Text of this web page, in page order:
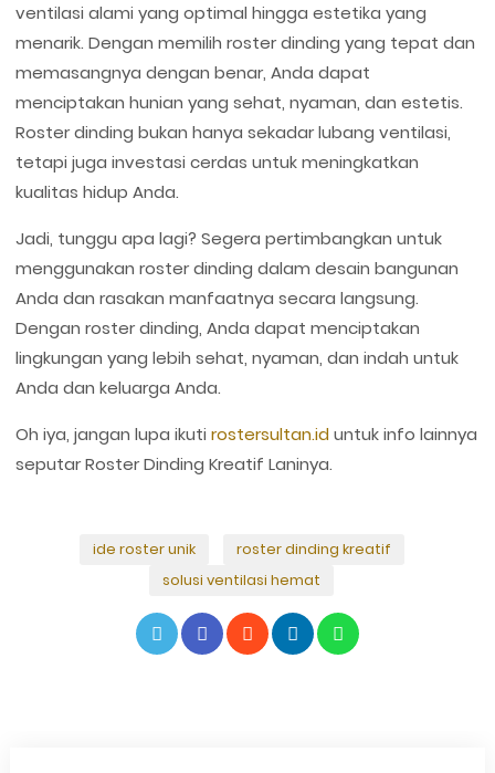
ventilasi alami yang optimal hingga estetika yang
menarik. Dengan memilih roster dinding yang tepat dan
memasangnya dengan benar, Anda dapat
menciptakan hunian yang sehat, nyaman, dan estetis.
Roster dinding bukan hanya sekadar lubang ventilasi,
tetapi juga investasi cerdas untuk meningkatkan
kualitas hidup Anda.
Jadi, tunggu apa lagi? Segera pertimbangkan untuk
menggunakan roster dinding dalam desain bangunan
Anda dan rasakan manfaatnya secara langsung.
Dengan roster dinding, Anda dapat menciptakan
lingkungan yang lebih sehat, nyaman, dan indah untuk
Anda dan keluarga Anda.
Oh iya, jangan lupa ikuti rostersultan.iduntuk info lainnya
seputar Roster Dinding Kreatif Laninya.
ide roster unik
roster dinding kreatif
solusi ventilasi hemat